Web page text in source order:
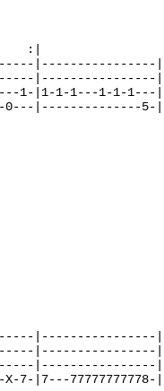
:|
|----------------|
|----------------|
1-|1-1-1---1-1-1---|
0---|--------------5-|
|----------------|
|----------------|
|----------------|
7-|7---77777777778-|